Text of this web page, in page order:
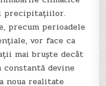
precipitațiilor.
precum perioadele
vor face ca
mai bruște decât
devine
noua realitate